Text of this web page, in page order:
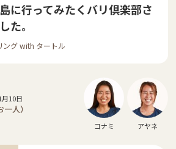
に行ってみたくバリ倶楽部さ
た。
ング with タートル
10日
人）
コナミ アヤネ